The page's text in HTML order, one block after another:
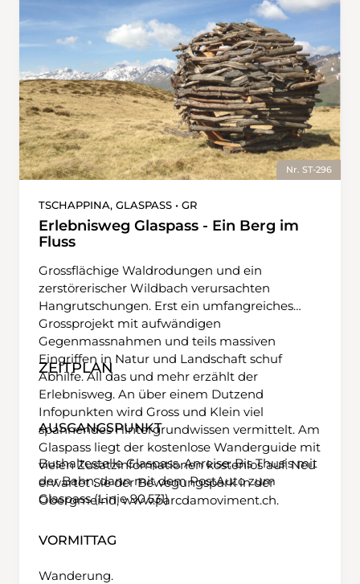
Nr. ST-296
TSCHAPPINA, GLASPASS • GR
Erlebnisweg Glaspass - Ein Berg im
Fluss
Grossflächige Waldrodungen und ein
zerstörerischer Wildbach verursachten
Hangrutschungen. Erst ein umfangreiches
Grossprojekt mit aufwändigen
Gegenmassnahmen und teils massiven
Eingriffen in Natur und Landschaft schuf
Abhilfe. All das und mehr erzählt der
Erlebnisweg. An über einem Dutzend
Infopunkten wird Gross und Klein viel
spannendes Hintergrundwissen vermittelt. Am
Glaspass liegt der kostenlose Wanderguide mit
vielen Zusatzinformationen kostenlos auf. Neu
erwartet Sie der Bewegungspark in der
Obergmeind,www.parcdamoviment.ch.
ZEITPLAN
AUSGANGSPUNKT
Bushaltestelle Glaspass. Anreise: Bis Thusis mit
der Bahn, dann mit dem PostAuto zum
Glaspass (Linie 90.531)
VORMITTAG
Wanderung.